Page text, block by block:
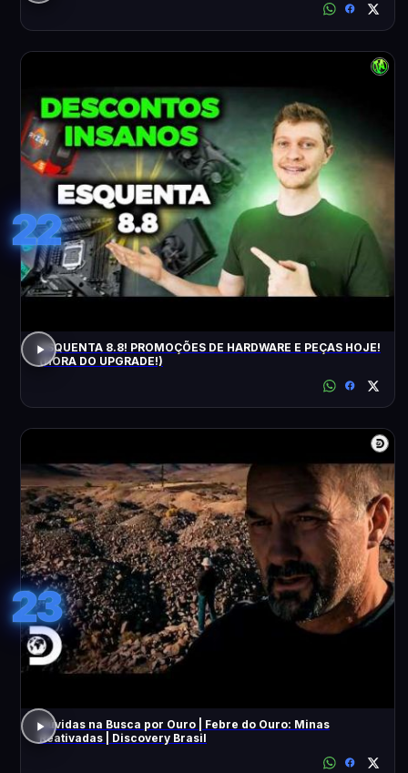
22
ESQUENTA 8.8! PROMOÇÕES DE HARDWARE E PEÇAS HOJE!
(HORA DO UPGRADE!)
23
Dúvidas na Busca por Ouro | Febre do Ouro: Minas
Reativadas | Discovery Brasil